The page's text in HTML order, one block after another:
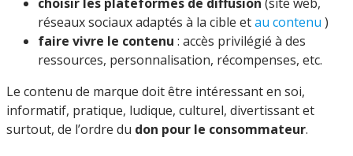
réseaux sociaux adaptés à la cible etau contenu )
faire vivre le contenu : accès privilégié à des
ressources, personnalisation, récompenses, etc.
Le contenu de marque doit être intéressant en soi,
informatif, pratique, ludique, culturel, divertissant et
surtout, de l’ordre du don pour le consommateur.